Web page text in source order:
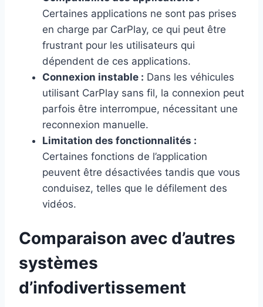
Certaines applications ne sont pas prises
en charge par CarPlay, ce qui peut être
frustrant pour les utilisateurs qui
dépendent de ces applications.
Connexion instable : Dans les véhicules
utilisant CarPlay sans fil, la connexion peut
parfois être interrompue, nécessitant une
reconnexion manuelle.
Limitation des fonctionnalités :
Certaines fonctions de l’application
peuvent être désactivées tandis que vous
conduisez, telles que le défilement des
vidéos.
Comparaison avec d’autres
systèmes
d’infodivertissement